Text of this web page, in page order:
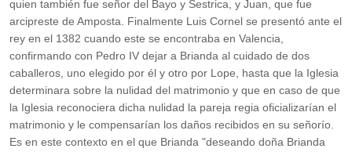
quien también fue señor del Bayo y Sestrica, y Juan, que fue
arcipreste de Amposta. Finalmente Luis Cornel se presentó ante el
rey en el 1382 cuando este se encontraba en Valencia,
confirmando con Pedro IV dejar a Brianda al cuidado de dos
caballeros, uno elegido por él y otro por Lope, hasta que la Iglesia
determinara sobre la nulidad del matrimonio y que en caso de que
la Iglesia reconociera dicha nulidad la pareja regia oficializarían el
matrimonio y le compensarían los daños recibidos en su señorío.
Es en este contexto en el que Brianda "deseando doña Brianda